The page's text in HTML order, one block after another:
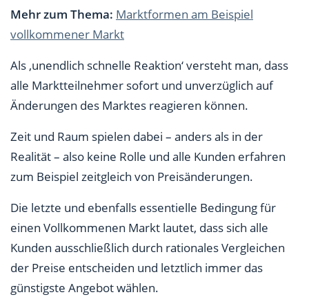
Mehr zum Thema: Marktformen am Beispiel
vollkommener Markt
Als ‚unendlich schnelle Reaktion‘ versteht man, dass
alle Marktteilnehmer sofort und unverzüglich auf
Änderungen des Marktes reagieren können.
Zeit und Raum spielen dabei – anders als in der
Realität – also keine Rolle und alle Kunden erfahren
zum Beispiel zeitgleich von Preisänderungen.
Die letzte und ebenfalls essentielle Bedingung für
einen Vollkommenen Markt lautet, dass sich alle
Kunden ausschließlich durch rationales Vergleichen
der Preise entscheiden und letztlich immer das
günstigste Angebot wählen.